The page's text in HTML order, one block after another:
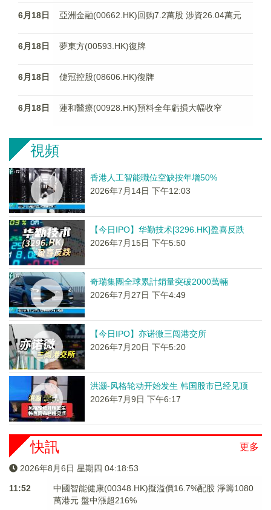
6月18日 亞洲金融(00662.HK)回购7.2萬股 涉資26.04萬元
6月18日 夢東方(00593.HK)復牌
6月18日 倢冠控股(08606.HK)復牌
6月18日 蓮和醫療(00928.HK)預料全年虧損大幅收窄
視頻
香港人工智能職位空缺按年增50%
2026年7月14日 下午12:03
【今日IPO】华勤技术[3296.HK]盈喜反跌
2026年7月15日 下午5:50
奇瑞集團全球累計銷量突破2000萬輛
2026年7月27日 下午4:49
【今日IPO】亦诺微三闯港交所
2026年7月20日 下午5:20
洪灏-风格轮动开始发生 韩国股市已经见顶
2026年7月9日 下午6:17
更多
快訊
2026年8月6日 星期四 04:18:54
11:52
中國智能健康(00348.HK)擬溢價16.7%配股 淨籌1080
萬港元 ​​​​​​​盤中漲超216%